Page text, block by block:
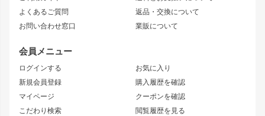
よくあるご質問
お問い合わせ窓口
返品・交換について
業販について
会員メニュー
ログインする
新規会員登録
マイページ
こだわり検索
お気に入り
購入履歴を確認
クーポンを確認
閲覧履歴を見る
JZX100 MARK II
JZX90 MARK II
トレノ
マークX
ソアラ
アルテッツァ
ニッサン
S15 シルビア
ワンビア
風神
雷神
アタックライン
ストリームライン